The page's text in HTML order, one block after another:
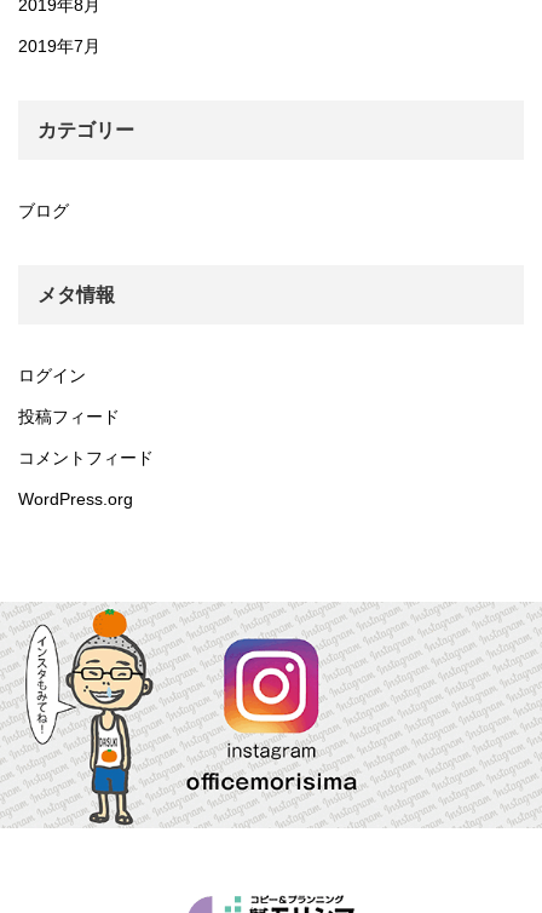
2019年8月
2019年7月
カテゴリー
ブログ
メタ情報
ログイン
投稿フィード
コメントフィード
WordPress.org